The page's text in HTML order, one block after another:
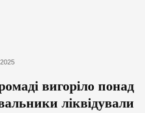
вигоріло понад
ліквідували